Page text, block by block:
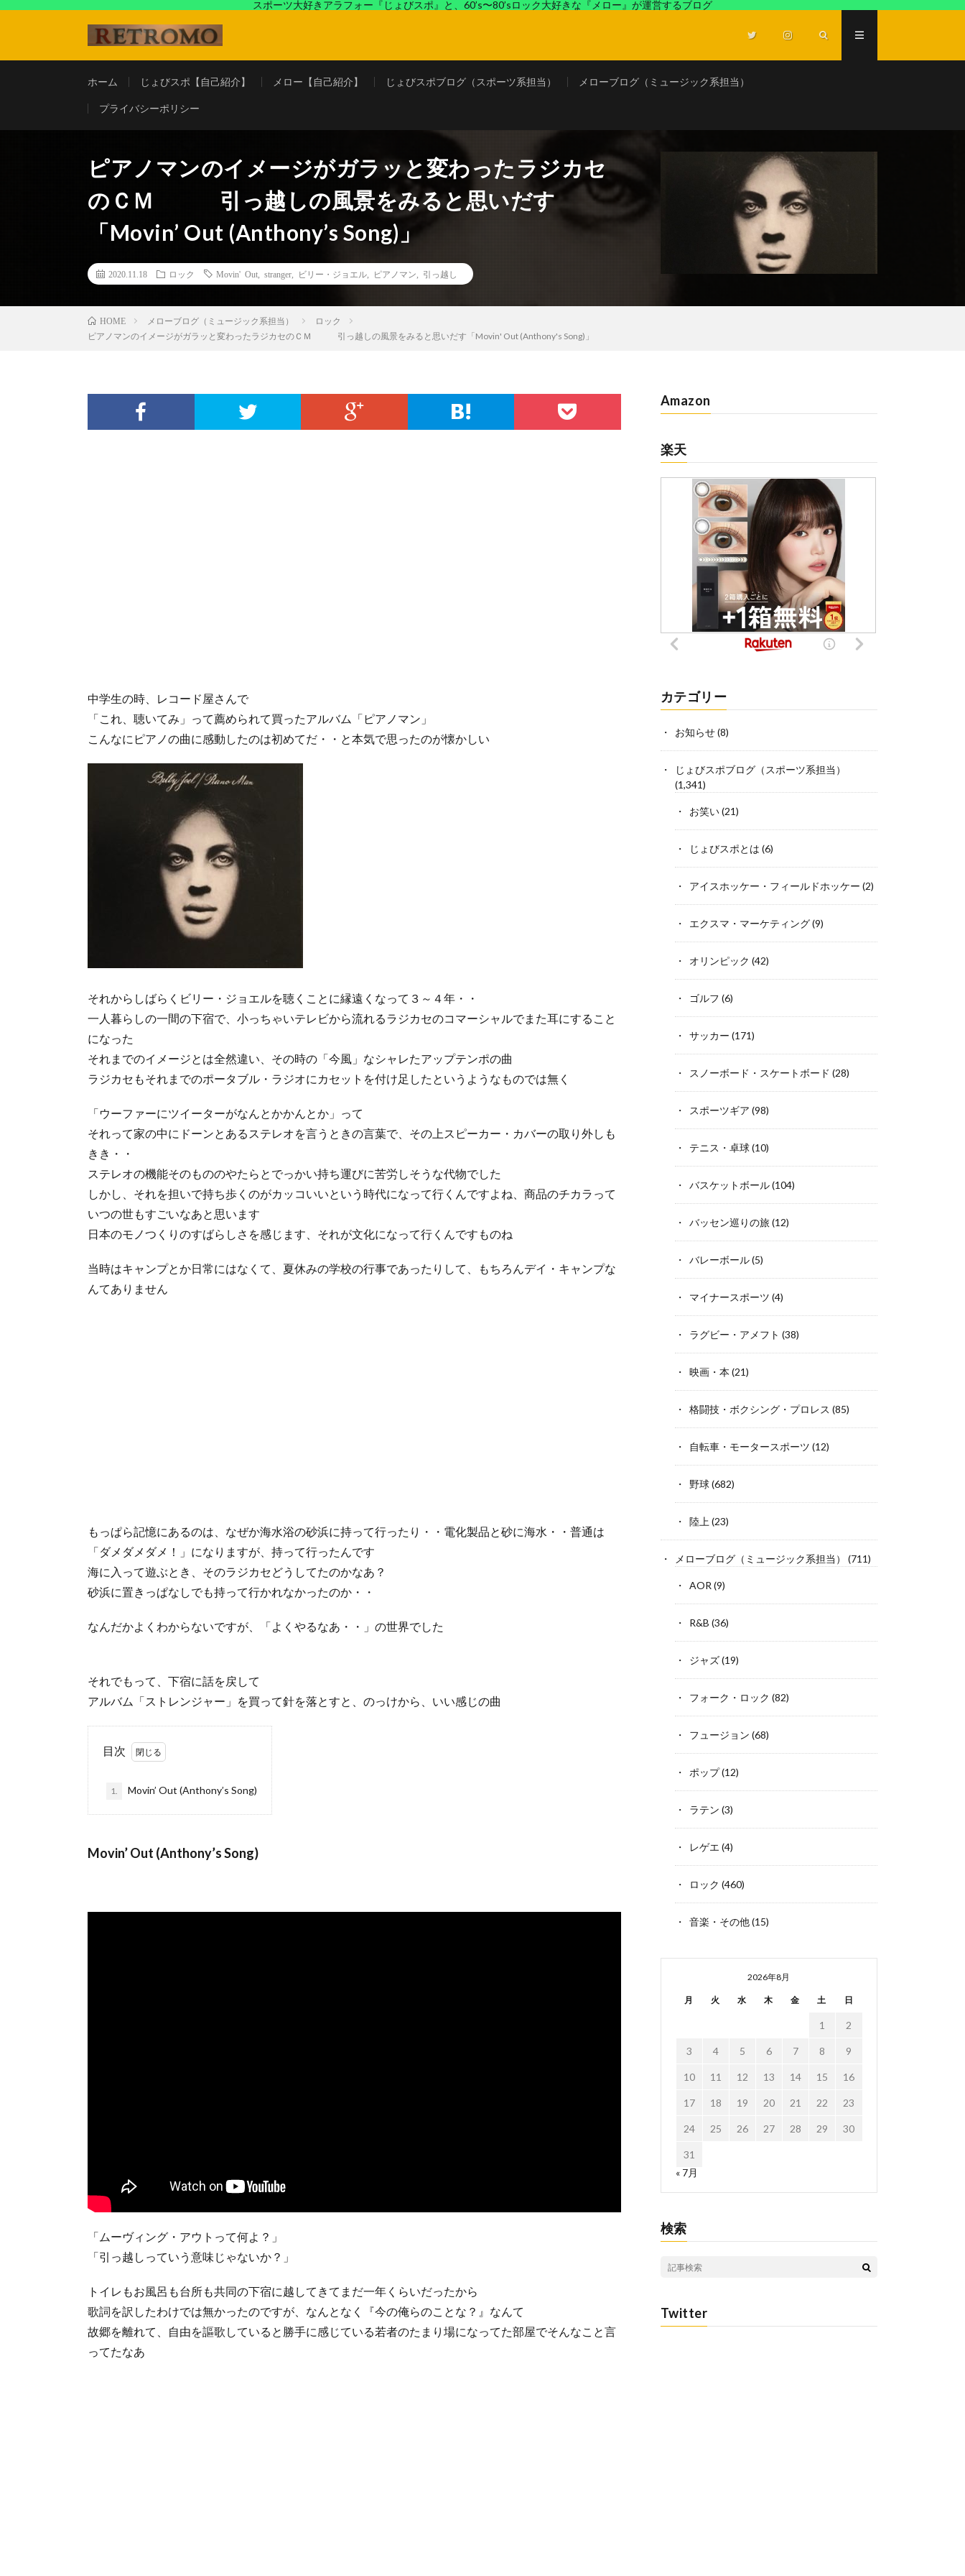
スポーツ大好きアラフォー『じょびスポ』と、60’s〜80’sロック大好きな『メロー』が運営するブログ
ホーム じょびスポ【自己紹介】 メロー【自己紹介】 じょびスポブログ（スポーツ系担当） メローブログ（ミュージック系担当）
プライバシーポリシー
ピアノマンのイメージがガラッと変わったラジカセ
のＣＭ 引っ越しの風景をみると思いだす
「Movin’ Out (Anthony’s Song)」
2020.11.18 ロック Movin' Out stranger ビリー・ジョエル ピアノマン 引っ越し
HOME メローブログ（ミュージック系担当）
ロック
ピアノマンのイメージがガラッと変わったラジカセのＣＭ 引っ越しの風景をみると思いだす「Movin' Out (Anthony's Song)」
中学生の時、レコード屋さんで
「これ、聴いてみ」って薦められて買ったアルバム「ピアノマン」
こんなにピアノの曲に感動したのは初めてだ・・と本気で思ったのが懐かしい
それからしばらくビリー・ジョエルを聴くことに縁遠くなって３～４年・・
一人暮らしの一間の下宿で、小っちゃいテレビから流れるラジカセのコマーシャルでまた耳にすること
になった
それまでのイメージとは全然違い、その時の「今風」なシャレたアップテンポの曲
ラジカセもそれまでのポータブル・ラジオにカセットを付け足したというようなものでは無く
「ウーファーにツイーターがなんとかかんとか」って
それって家の中にドーンとあるステレオを言うときの言葉で、その上スピーカー・カバーの取り外しも
きき・・
ステレオの機能そのもののやたらとでっかい持ち運びに苦労しそうな代物でした
しかし、それを担いで持ち歩くのがカッコいいという時代になって行くんですよね、商品のチカラって
いつの世もすごいなあと思います
日本のモノつくりのすばらしさを感じます、それが文化になって行くんですものね
当時はキャンプとか日常にはなくて、 夏休みの学校の行事であったりして、もちろんデイ・キャンプな
んてありません
もっぱら記憶にあるのは、なぜか海水浴の砂浜に持って行ったり・・電化製品と砂に海水・・普通は
「ダメダメダメ！」になりますが、持って行ったんです
海に入って遊ぶとき、そのラジカセどうしてたのかなあ？
砂浜に置きっぱなしでも持って行かれなかったのか・・
なんだかよくわからないですが、「よくやるなあ・・」の世界でした
それでもって、下宿に話を戻して
アルバム「ストレンジャー」を買って針を落とすと、のっけから、いい感じの曲
目次
1. Movin’ Out (Anthony’s Song)
Movin’ Out (Anthony’s Song)
「ムーヴィング・アウトって何よ？」
「引っ越しっていう意味じゃないか？」
トイレもお風呂も台所も共同の下宿に越してきてまだ一年くらいだったから
歌詞を訳したわけでは無かったのですが、なんとなく『今の俺らのことな？』なんて
故郷を離れて、自由を謳歌していると勝手に感じている若者のたまり場になってた部屋でそんなこと言
ってたなあ
Amazon
楽天
カテゴリー
お知らせ(8)
じょびスポブログ（スポーツ系担当）
(1,341)
お笑い(21)
じょびスポとは (6)
アイスホッケー・フィールドホッケー (2)
エクスマ・マーケティング(9)
オリンピック (42)
ゴルフ (6)
サッカー (171)
スノーボード・スケートボード (28)
スポーツギア (98)
テニス・卓球(10)
バスケットボール(104)
バッセン巡りの旅(12)
バレーボール(5)
マイナースポーツ (4)
ラグビー・アメフト (38)
映画・本 (21)
格闘技・ボクシング・プロレス (85)
自転車・モータースポーツ (12)
野球(682)
陸上 (23)
メローブログ（ミュージック系担当） (711)
AOR (9)
R&B (36)
ジャズ(19)
フォーク・ロック (82)
フュージョン (68)
ポップ(12)
ラテン (3)
レゲエ (4)
ロック (460)
音楽・その他(15)
2026年8月
月 火 水 木 金 土 日
1 2
3 4 5 6 7 8 9
10 11 12 13 14 15 16
17 18 19 20 21 22 23
24 25 26 27 28 29 30
31
« 7月
検索
Twitter